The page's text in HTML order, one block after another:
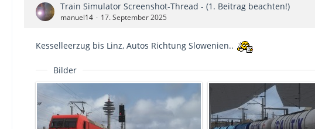
Train Simulator Screenshot-Thread - (1. Beitrag beachten!)
manuel14 17. September 2025
Kesselleerzug bis Linz, Autos Richtung Slowenien..
Bilder